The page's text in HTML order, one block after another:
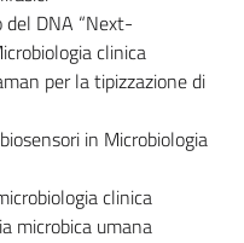
DNA “Next-
clinica
per la tipizzazione di
in Microbiologia
clinica
microbica umana